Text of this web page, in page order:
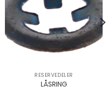
RESERVEDELER
LÅSRING